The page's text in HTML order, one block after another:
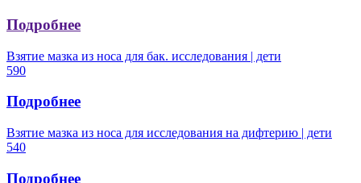
Подробнее
Взятие мазка из носа для бак. исследования | дети
590
Подробнее
Взятие мазка из носа для исследования на дифтерию | дети
540
Подробнее